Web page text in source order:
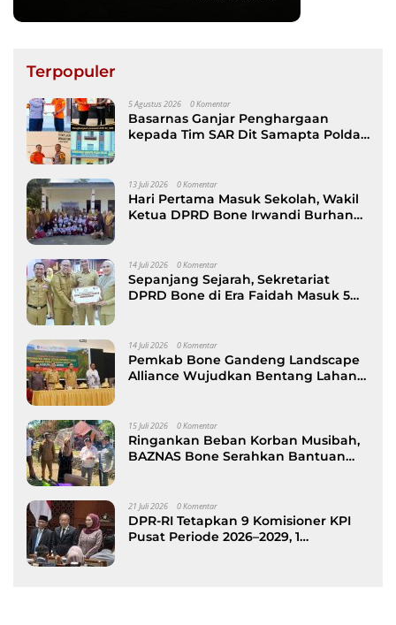
Terpopuler
5 Agustus 2026 0 Komentar
Basarnas Ganjar Penghargaan
kepada Tim SAR Dit Samapta Polda
13 Juli 2026 0 Komentar
Hari Pertama Masuk Sekolah, Wakil
Ketua DPRD Bone Irwandi Burhan
14 Juli 2026 0 Komentar
Sepanjang Sejarah, Sekretariat
DPRD Bone di Era Faidah Masuk 5
14 Juli 2026 0 Komentar
Pemkab Bone Gandeng Landscape
Alliance Wujudkan Bentang Lahan
15 Juli 2026 0 Komentar
Ringankan Beban Korban Musibah,
BAZNAS Bone Serahkan Bantuan
21 Juli 2026 0 Komentar
DPR-RI Tetapkan 9 Komisioner KPI
Pusat Periode 2026–2029, 1